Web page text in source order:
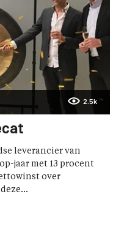
2.5k
leverancier van
jaar met 13 procent
over